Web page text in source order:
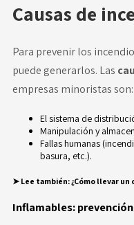
Causas de
Para prevenir los
puede generarlos. Las
empresas minoristas son:
El sistema de
Manipulación y
Fallas humanas
basura, etc.).
➤ Lee también: ¿Cómo llevar
Inflamables: